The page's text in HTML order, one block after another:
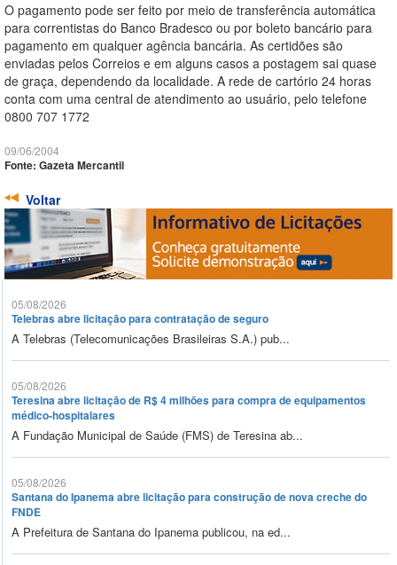
O pagamento pode ser feito por meio de transferência automática
para correntistas do Banco Bradesco ou por boleto bancário para
pagamento em qualquer agência bancária. As certidões são
enviadas pelos Correios e em alguns casos a postagem sai quase
de graça, dependendo da localidade. A rede de cartório 24 horas
conta com uma central de atendimento ao usuário, pelo telefone
0800 707 1772
09/06/2004
Fonte: Gazeta Mercantil
Voltar
05/08/2026
Telebras abre licitação para contratação de seguro
A Telebras (Telecomunicações Brasileiras S.A.) pub...
05/08/2026
Teresina abre licitação de R$ 4 milhões para compra de equipamentos
médico-hospitalares
A Fundação Municipal de Saúde (FMS) de Teresina ab...
05/08/2026
Santana do Ipanema abre licitação para construção de nova creche do
FNDE
A Prefeitura de Santana do Ipanema publicou, na ed...